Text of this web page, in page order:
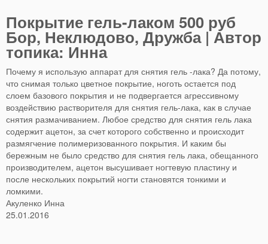
Покрытие гель-лаком 500 руб
Бор, Неклюдово, Дружба | Автор
топика: Инна
Почему я использую аппарат для снятия гель -лака? Да потому,
что снимая только цветное покрытие, ноготь остается под
слоем базового покрытия и не подвергается агрессивному
воздействию растворителя для снятия гель-лака, как в случае
снятия размачиванием. Любое средство для снятия гель лака
содержит ацетон, за счет которого собственно и происходит
размягчение полимеризованного покрытия. И каким бы
бережным не было средство для снятия гель лака, обещанного
производителем, ацетон высушивает ногтевую пластину и
после нескольких покрытий ногти становятся тонкими и
ломкими.
Акуленко Инна
25.01.2016